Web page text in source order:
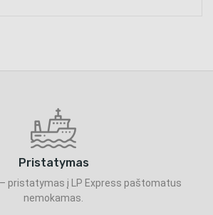
Pristatymas
pristatymas į LP Express paštomatus
nemokamas.